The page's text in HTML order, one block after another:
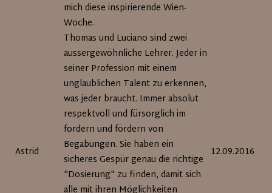
Astrid
mich diese inspirierende Wien-
Woche.
Thomas und Luciano sind zwei
aussergewöhnliche Lehrer. Jeder in
seiner Profession mit einem
unglaublichen Talent zu erkennen,
was jeder braucht. Immer absolut
respektvoll und fürsorglich im
fordern und fördern von
Begabungen. Sie haben ein
sicheres Gespür genau die richtige
"Dosierung" zu finden, damit sich
12.09.2016